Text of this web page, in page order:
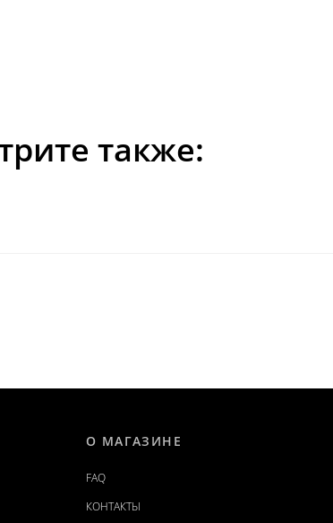
также:
О МАГАЗИНЕ
FAQ
КОНТАКТЫ